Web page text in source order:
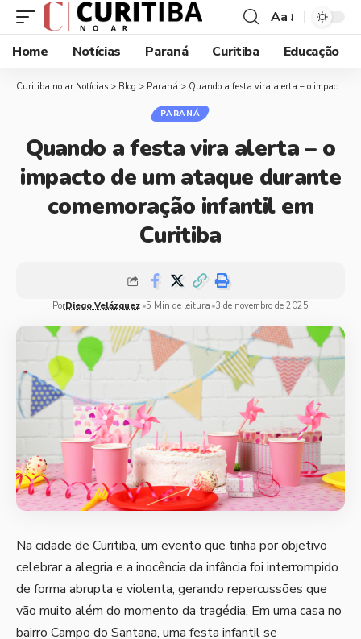
Aa
Home
Notícias Paraná Curitiba Educação
Curitiba no ar Notícias > Blog > Paraná > Quando a festa vira alerta – o impacto de um ataque durante comemoração infantil em Curitiba
PARANÁ
Quando a festa vira alerta – o
impacto de um ataque durante
comemoração infantil em
Curitiba
PorDiego Velázquez 5 Min de leitura 3 de novembro de 2025
Na cidade de Curitiba, um evento que tinha por objetivo
celebrar a alegria e a inocência da infância foi interrompido
de forma abrupta e violenta, gerando repercussões que
vão muito além do momento da tragédia. Em uma casa no
bairro Campo do Santana, uma festa infantil se